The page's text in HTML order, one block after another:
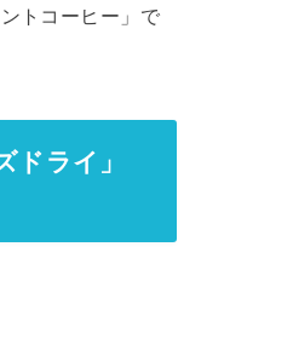
トコーヒー」で
ライ」